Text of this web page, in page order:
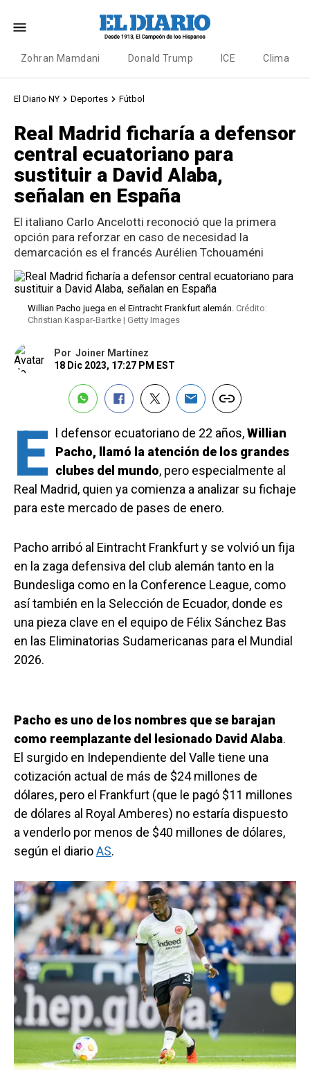
Zohran Mamdani Donald Trump ICE Clima
El Diario NY Deportes Fútbol
Real Madrid ficharía a defensor
central ecuatoriano para
sustituir a David Alaba,
señalan en España
El italiano Carlo Ancelotti reconoció que la primera
opción para reforzar en caso de necesidad la
demarcación es el francés Aurélien Tchouaméni
Willian Pacho juega en el Eintracht Frankfurt alemán. Crédito:
Christian Kaspar-Bartke | Getty Images
Por Joiner Martínez
18 Dic 2023, 17:27 PM EST
E l defensor ecuatoriano de 22 años,Willian
Pacho, llamó la atención de los grandes
clubes del mundo, pero especialmente al
Real Madrid, quien ya comienza a analizar su fichaje
para este mercado de pases de enero.
Pacho arribó al Eintracht Frankfurt y se volvió un fija
en la zaga defensiva del club alemán tanto en la
Bundesliga como en la Conference League, como
así también en la Selección de Ecuador, donde es
una pieza clave en el equipo de Félix Sánchez Bas
en las Eliminatorias Sudamericanas para el Mundial
2026.
Pacho es uno de los nombres que se barajan
como reemplazante del lesionado David Alaba.
El surgido en Independiente del Valle tiene una
cotización actual de más de $24 millones de
dólares, pero el Frankfurt (que le pagó $11 millones
de dólares al Royal Amberes) no estaría dispuesto
a venderlo por menos de $40 millones de dólares,
según el diarioAS.